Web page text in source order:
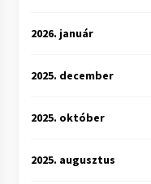
2026. január
2025. december
2025. október
2025. augusztus